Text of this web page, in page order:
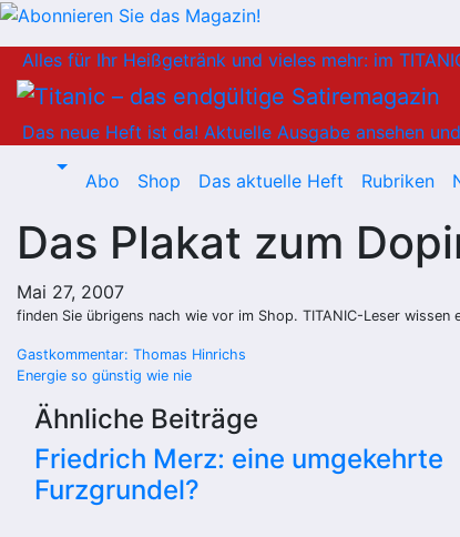
Inhalt
springen
Alles für Ihr Heißgetränk und vieles mehr: im
Das neue Heft ist da! Aktuelle Ausgabe ansehen
Abo Shop Das aktuelle Heft Rubriken
Das Plakat zum
Mai 27, 2007
finden Sie übrigens nach wie vor im Shop. TITANIC-Leser wissen
Beitragsnavigation
Gastkommentar: Thomas Hinrichs
Energie so günstig wie nie
Ähnliche Beiträge
Friedrich Merz: eine umgekehrte
Furzgrundel?